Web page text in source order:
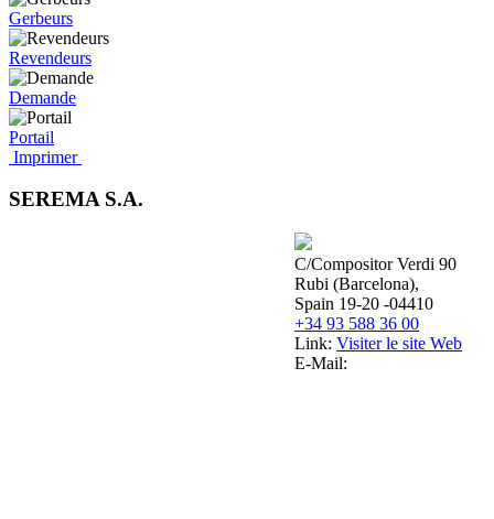
Gerbeurs
Revendeurs
Demande
Portail
Imprimer
SEREMA S.A.
C/Compositor Verdi 90
Rubi (Barcelona),
Spain 19-20 -04410
+34 93 588 36 00
Link:Visiter le site Web
E-Mail: